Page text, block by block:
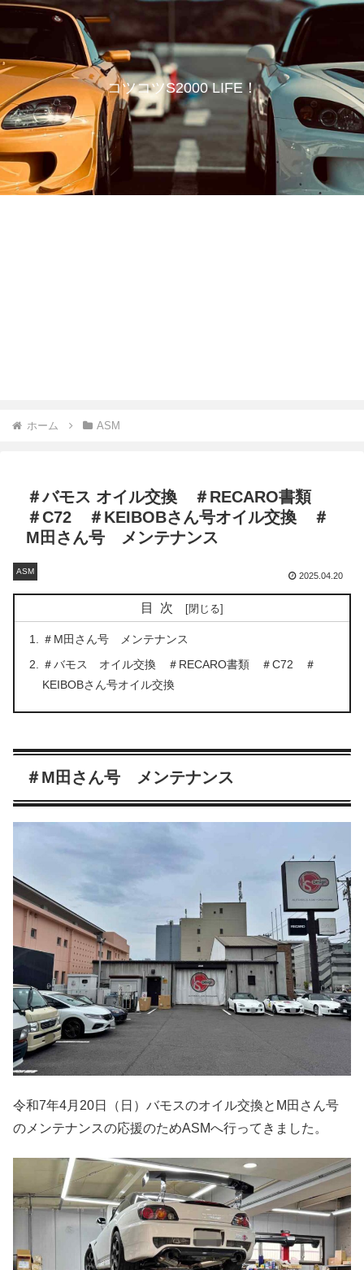
コツコツS2000 LIFE！
ホーム ASM
＃バモス オイル交換 ＃RECARO書類
＃C72 ＃KEIBOBさん号オイル交換 ＃
M田さん号 メンテナンス
ASM
2025.04.20
目次
＃M田さん号 メンテナンス
＃バモス オイル交換 ＃RECARO書類 ＃C72 ＃
KEIBOBさん号オイル交換
＃M田さん号 メンテナンス
令和7年4月20日（日）バモスのオイル交換とM田さん号
のメンテナンスの応援のためASMへ行ってきました。